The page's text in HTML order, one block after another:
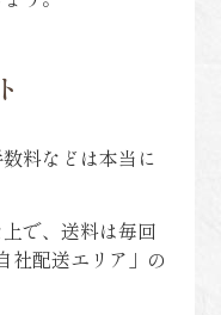
料などは本当に
で、送料は毎回
社配送エリア」の